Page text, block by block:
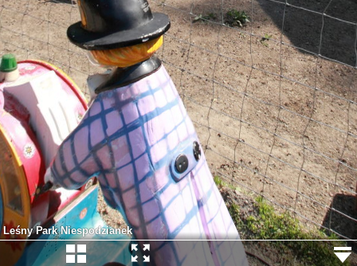
Leśny Park Niespodzianek